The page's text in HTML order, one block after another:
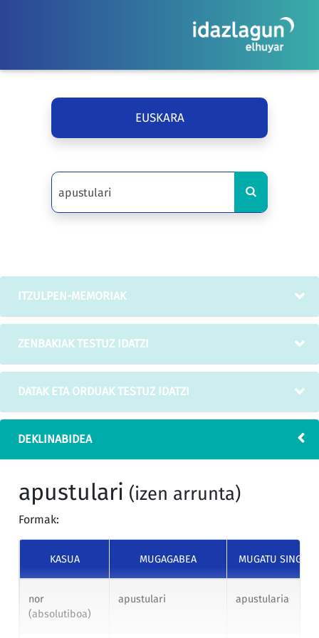
EUSKARA
ITZULPEN-MEMORIAK
ZENBAKIAK TESTUZ IDATZI
DATAK ETA ORDUAK TESTUZ IDATZI
DEKLINABIDEA
apustulari (izen arrunta)
Formak:
KASUA MUGAGABEA MUGATU
nor
(absolutiboa)
apustulari apustularia